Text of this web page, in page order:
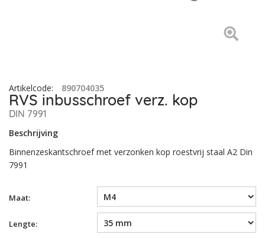
Artikelcode: 890704035
RVS inbusschroef verz. kop
DIN 7991
Beschrijving
Binnenzeskantschroef met verzonken kop roestvrij staal A2 Din
7991
Maat:
Lengte: